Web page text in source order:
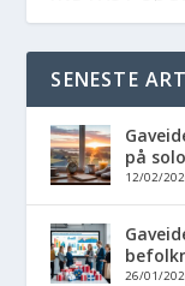
SENESTE
på
12/02/
26/01/